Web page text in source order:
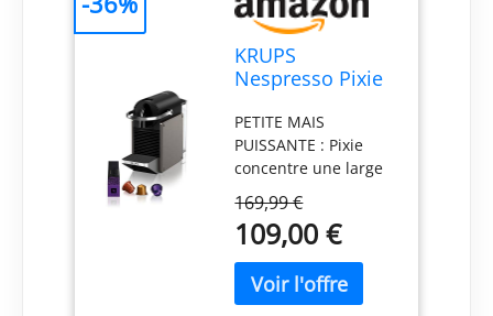
KRUPS
Nespresso Pixie
à café Compacte
& Kit de
bienvenue
PETITE MAIS
PUISSANTE : Pixie
concentre une large
fonctionnalités au
coeur d'une machine
étonnamment
compacte et design 2
LONGUEURS DE
169,99 €
109,00 €